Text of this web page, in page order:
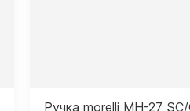
Ручка morelli MH-27